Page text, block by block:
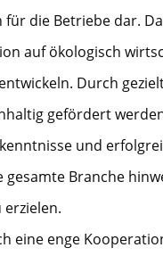
die Betriebe dar.
auf ökologisch
Durch
gefördert
und
gesamte Branche
erzielen.
eine enge